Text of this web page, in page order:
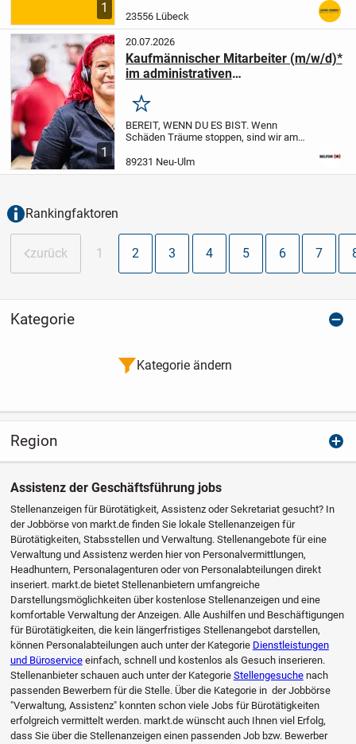
1
mittelständisch geprägte
Unternehmensgruppe im Baustoff-
Fachhandel. Das leistungsfähige
Unternehmen...
23556 Lübeck
1
20.07.2026
Kaufmännischer Mitarbeiter (m/w/d)*
im administrativen
Merken
BEREIT, WENN DU ES BIST. Wenn
Schäden Träume stoppen, sind wir am
drehen wir auf. Und wenn Bänder
stillstehen, setzen wir alle Hebel in
89231 Neu-Ulm
Rankingfaktoren
zurück 1 2 3 4 5 6 7
Kategorie
Kategorie ändern
Region
Assistenz der Geschäftsführung jobs
Stellenanzeigen für Bürotätigkeit, Assistenz oder Sekretariat gesucht? In
der Jobbörse von markt.de finden Sie lokale Stellenanzeigen für
Bürotätigkeiten, Stabsstellen und Verwaltung. Stellenangebote für eine
Verwaltung und Assistenz werden hier von Personalvermittlungen,
Headhuntern, Personalagenturen oder von Personalabteilungen direkt
inseriert. markt.de bietet Stellenanbietern umfangreiche
Darstellungsmöglichkeiten über kostenlose Stellenanzeigen und eine
komfortable Verwaltung der Anzeigen. Alle Aushilfen und Beschäftigungen
für Bürotätigkeiten, die kein längerfristiges Stellenangebot darstellen,
können Personalabteilungen auch unter der Kategorie Dienstleistungen
und Büroserviceeinfach, schnell und kostenlos als Gesuch inserieren.
Stellenanbieter schauen auch unter der Kategorie Stellengesuchenach
passenden Bewerbern für die Stelle. Über die Kategorie in der Jobbörse
"Verwaltung, Assistenz" konnten schon viele Jobs für Bürotätigkeiten
erfolgreich vermittelt werden. markt.de wünscht auch Ihnen viel Erfolg,
dass Sie über die Stellenanzeigen einen passenden Job bzw. Bewerber